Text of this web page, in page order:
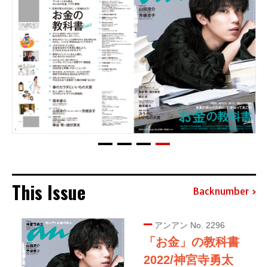
This Issue Backnumber
アンアン No. 2296
「お金」の教科書
2022/神宮寺勇太